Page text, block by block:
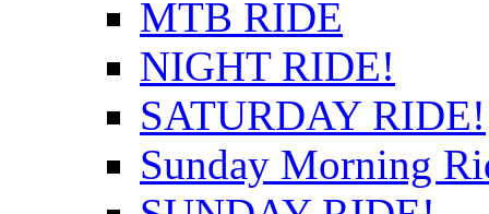
MTB RIDE
NIGHT RIDE!
SATURDAY RIDE!
Sunday Morning